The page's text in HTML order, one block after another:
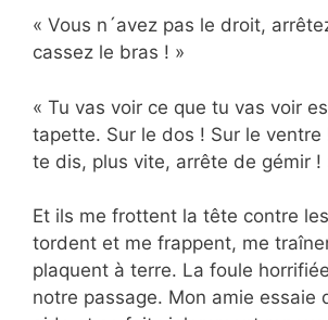
« Vous n´avez pas le droit,
cassez le bras ! »
« Tu vas voir ce que tu vas voir
tapette. Sur le dos ! Sur le ventre
te dis, plus vite, arrête de gémir !
Et ils me frottent la tête contre
tordent et me frappent, me
plaquent à terre. La foule
notre passage. Mon amie essaie